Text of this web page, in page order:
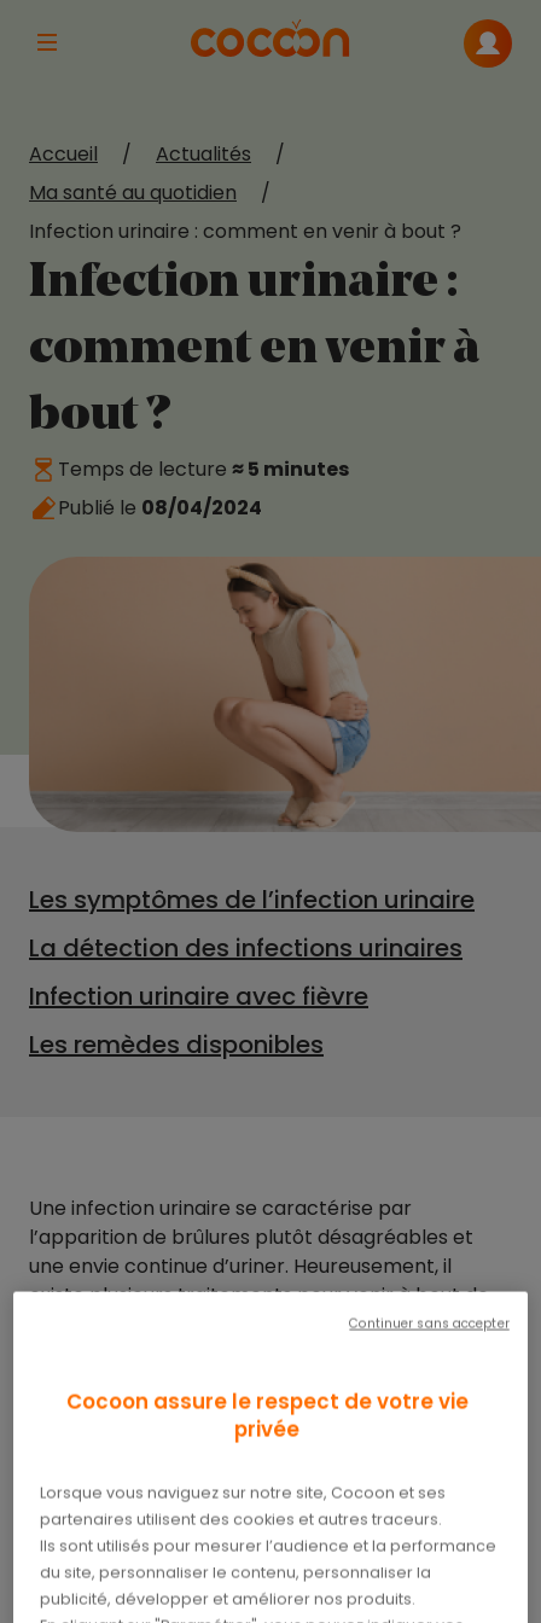
Afficher la navigation principale
Me
Accueil / Actualités
/
Ma santé au quotidien
/
Infection urinaire : comment en venir à bout ?
Infection urinaire :
comment en venir à
bout ?
Temps de lecture ≈ 5 minutes
Publié le 08/04/2024
Les symptômes de l’infection urinaire
La détection des infections urinaires
Infection urinaire avec fièvre
Les remèdes disponibles
Une infection urinaire se caractérise par
l’apparition de brûlures plutôt désagréables et
une envie continue d’uriner. Heureusement, il
existe plusieurs traitements pour venir à bout de
Les symptômes de
l’infection urinaire
Plusieurs parties du système urinaire peuvent être
concernées par une infection urinaire. Il s’agit des
uretères, de lavessie, desreinset de l’urètre.
Cela se traduit généralement par des douleurs ou
un effet de brûlure au moment d’uriner. A cela
Cocoon assure le respect de votre vie
privée
Lorsque vous naviguez sur notre site, Cocoon et ses
partenaires utilisent des cookies et autres traceurs.
Ils sont utilisés pour mesurer l’audience et la performance
du site, personnaliser le contenu, personnaliser la
publicité, développer et améliorer nos produits.
Continuer sans accepter